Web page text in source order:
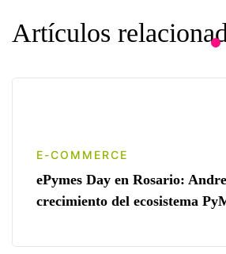
Artículos
E-COMMERCE
ePymes Day en Rosario:
crecimiento del ecosistema